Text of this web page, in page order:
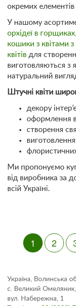
окремих
У нашому
орхідеї в горщиках
кошики з квітами
квітів для
виготовляються з
натуральний
Штучні квіти
декору
оформлення
створення
Ми пропонуємо
від виробника за
всій Україні.
1 2
Україна, Волинська
с. Великий Омеляник,
вул. Набережна, 1